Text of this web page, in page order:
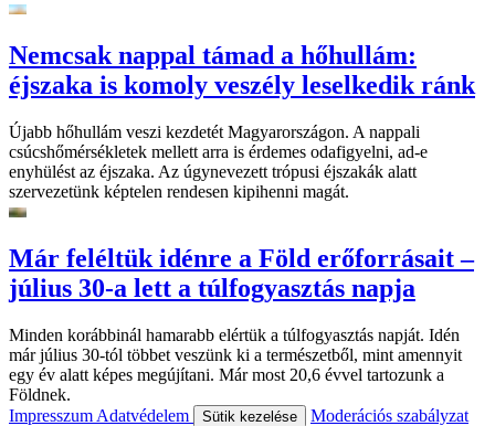
Nemcsak nappal támad a hőhullám:
éjszaka is komoly veszély leselkedik ránk
Újabb hőhullám veszi kezdetét Magyarországon. A nappali
csúcshőmérsékletek mellett arra is érdemes odafigyelni, ad-e
enyhülést az éjszaka. Az úgynevezett trópusi éjszakák alatt
szervezetünk képtelen rendesen kipihenni magát.
Már feléltük idénre a Föld erőforrásait –
július 30-a lett a túlfogyasztás napja
Minden korábbinál hamarabb elértük a túlfogyasztás napját. Idén
már július 30-tól többet veszünk ki a természetből, mint amennyit
egy év alatt képes megújítani. Már most 20,6 évvel tartozunk a
Földnek.
Impresszum Adatvédelem Sütik kezelése
Moderációs szabályzat